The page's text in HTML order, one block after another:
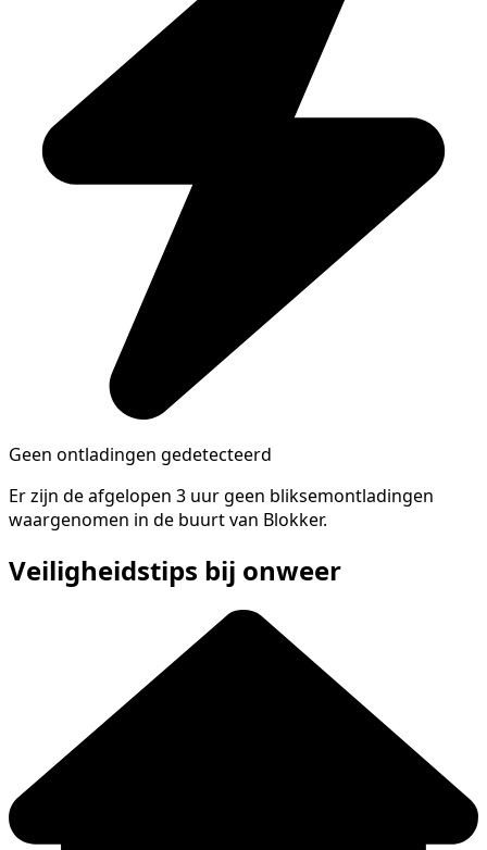
Geen ontladingen gedetecteerd
Er zijn de afgelopen 3 uur geen bliksemontladingen
waargenomen in de buurt van Blokker.
Veiligheidstips bij onweer